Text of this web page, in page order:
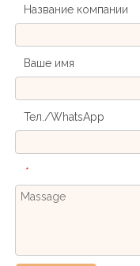
Название компании
Ваше имя
Тел./WhatsApp
*